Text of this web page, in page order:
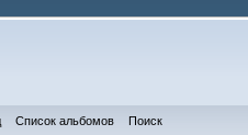
Список альбомов Поиск